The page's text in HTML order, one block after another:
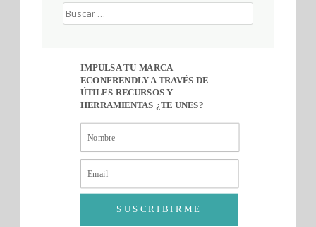
Buscar:
IMPULSA TU MARCA
ECONFRENDLY A TRAVÉS DE
ÚTILES RECURSOS Y
HERRAMIENTAS ¿TE UNES?
SUSCRIBIRME